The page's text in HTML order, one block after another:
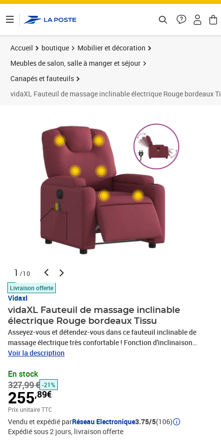
Accueil boutique
Mobilier et décoration
Meubles de salon, salle à manger et séjour
Canapés et fauteuils
vidaXL Fauteuil de massage inclinable électrique Rouge bordeaux
1 /10
Livraison offerte
Vidaxl
vidaXL Fauteuil de massage inclinable
électrique Rouge bordeaux Tissu
Asseyez-vous et détendez-vous dans ce fauteuil inclinable de
massage électrique très confortable ! Fonction d'inclinaison
électrique : ce fauteuil inclinable est équipé d'un moteur électrique
dans n'importe quelle position, selon votre confort, en appuyant
simplement sur le bouton situé sur le côté du fauteuil. Cette
fonction permet une inclinaison maximale de 135 degrés. En outre,
le dossier peut revenir automatiquement à sa position d'origine
par une simple pression sur le bouton.Fonction de vibration : les 6
points de massage vous permettent de faire l'expérience d'un
massage mieux ciblé. De plus, la télécommande incluse vous
Voir la description
En stock
327,99 € -21%
255,89€
Prix unitaire TTC
Vendu et expédié parRéseau Electronique3.75/5(106)
Expédié sous 2 jours livraison offerte